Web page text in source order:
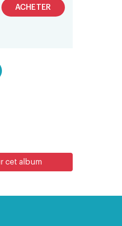
ACHETER
cet album